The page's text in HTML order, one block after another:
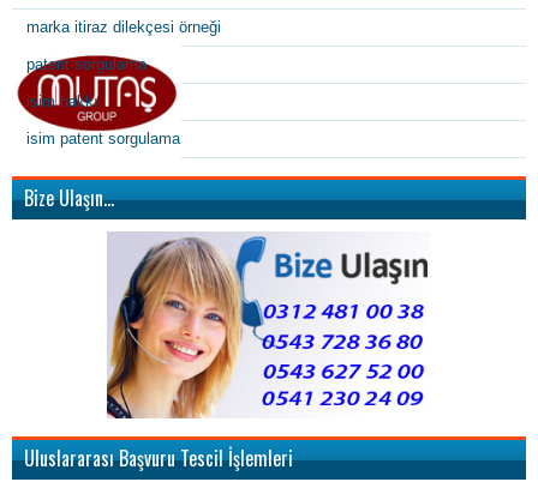
marka itiraz dilekçesi örneği
patent sorgulama
isim hakkı
isim patent sorgulama
Bize Ulaşın…
Uluslararası Başvuru Tescil İşlemleri